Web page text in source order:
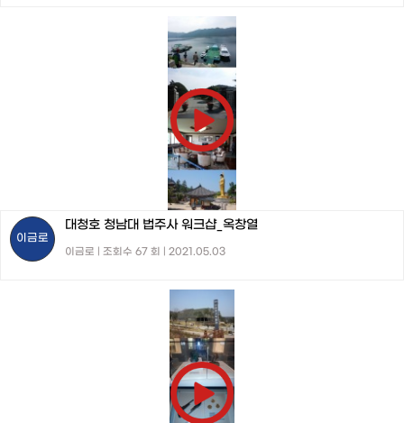
이금로
대청호 청남대 법주사 워크샵_옥창열
이금로 | 조회수 67 회 | 2021.05.03